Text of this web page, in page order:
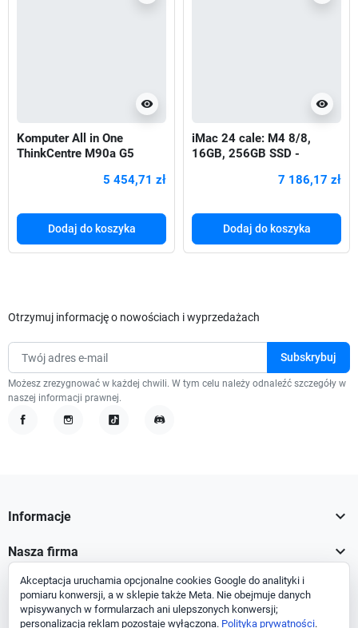
visibility
Komputer All in One
ThinkCentre M90a G5
14500/16GB/512GB/INT/2
1YR Premier
5 454,71 zł
Dodaj do koszyka
visibility
iMac 24 cale: M4 8/8,
16GB, 256GB SSD -
7 186,17 zł
Dodaj do koszyka
Otrzymuj informację o nowościach i wyprzedażach
Możesz zrezygnować w każdej chwili. W tym celu należy odnaleźć szczegóły w
naszej informacji prawnej.
Informacje 
Nasza firma 
Twoje konto
Informacja o sklepie
Akceptacja uruchamia opcjonalne cookies Google do analityki i
pomiaru konwersji, a w sklepie także Meta. Nie obejmuje danych
wpisywanych w formularzach ani ulepszonych konwersji;
personalizacja reklam pozostaje wyłączona. Polityka prywatności.